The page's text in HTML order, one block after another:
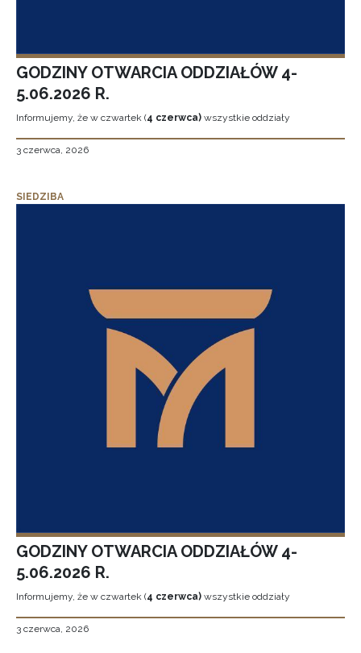
GODZINY OTWARCIA ODDZIAŁÓW 4-
5.06.2026 R.
Informujemy, że w czwartek (4 czerwca) wszystkie oddziały
3 czerwca, 2026
SIEDZIBA
GODZINY OTWARCIA ODDZIAŁÓW 4-
5.06.2026 R.
Informujemy, że w czwartek (4 czerwca) wszystkie oddziały
3 czerwca, 2026